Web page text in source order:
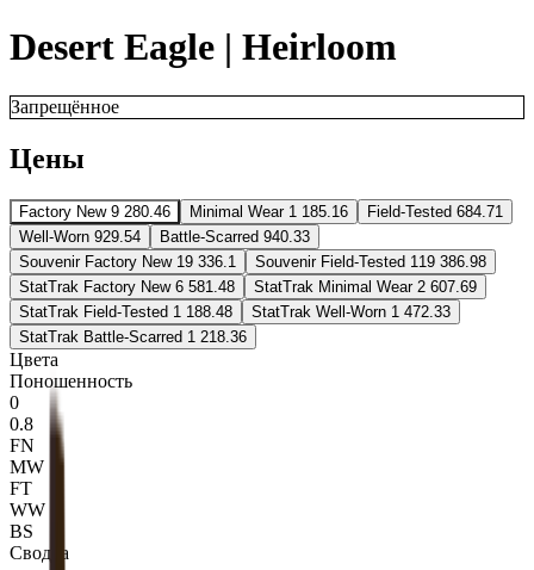
Desert Eagle | Heirloom
Запрещённое
Цены
Factory New 9 280.46 Minimal Wear 1 185.16 Field-Tested 684.71
Well-Worn 929.54 Battle-Scarred 940.33
Souvenir Factory New 19 336.1 Souvenir Field-Tested 119 386.98
StatTrak Factory New 6 581.48 StatTrak Minimal Wear 2 607.69
StatTrak Field-Tested 1 188.48 StatTrak Well-Worn 1 472.33
StatTrak Battle-Scarred 1 218.36
Цвета
Поношенность
0
0.8
FN
MW
FT
WW
BS
Сводка